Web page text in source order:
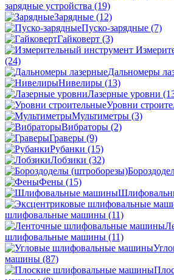
зарядные устройства (19)
Зарядные (12)
Пуско-зарядные (7)
Гайковерт (3)
(24)
Дальномеры
Нивелиры (13)
Лазерные уровни
Уровни
Мультиметры (3)
Вибраторы (2)
Граверы (9)
Рубанки (15)
Лобзики (32)
Фены (15)
шлифовальные машины (11)
шлифовальные машины (11)
машины (87)